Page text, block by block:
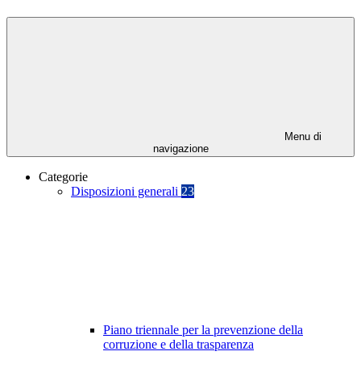
Menu di
navigazione
Categorie
Disposizioni generali 23
Piano triennale per la prevenzione della
corruzione e della trasparenza